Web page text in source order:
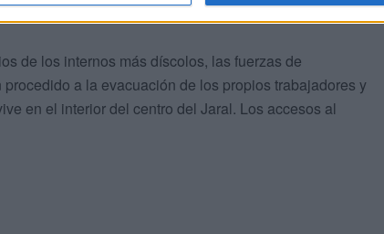
agentes de la UIP hasta el CETI.
de los internos más díscolos, las fuerzas de
a la evacuación de los propios trabajadores y
en el interior del centro del Jaral. Los accesos al